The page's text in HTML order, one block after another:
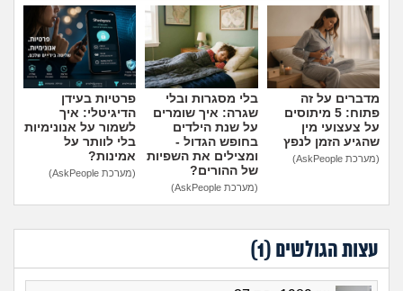
בין הסדינים
חיות מחמד
יוקר המחיה
גאווה
הוספת טיפ
מדברים על זה
פתוח: 5 מיתוסים
על צעצועי מין
שהגיע הזמן לנפץ
(מערכת AskPeople)
בלי מסגרות ובלי
שגרה: איך שומרים
על שנת הילדים
בחופש הגדול -
ומצילים את השפיות
של ההורים?
(מערכת AskPeople)
פרטיות בעידן
הדיגיטלי: איך
לשמור על אנונימיות
בלי לוותר על
אמינות?
(מערכת AskPeople)
עצות הגולשים (1
)